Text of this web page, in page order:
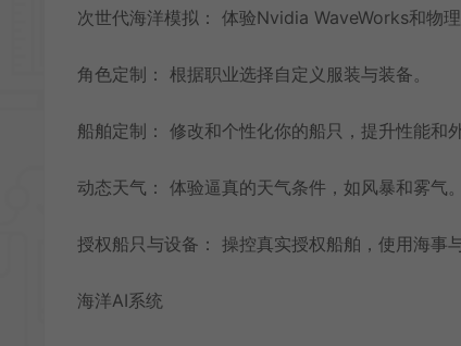
次世代海洋模拟： 体验Nvidia WaveWorks和物
角色定制： 根据职业选择自定义服装与装备。
船舶定制： 修改和个性化你的船只，提升性能和外
动态天气： 体验逼真的天气条件，如风暴和雾气。
授权船只与设备： 操控真实授权船舶，使用海事
海洋AI系统